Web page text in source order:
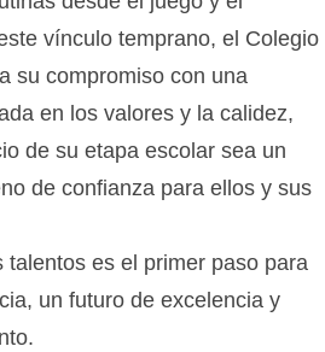
vínculo temprano, el Colegio
su compromiso con una
en los valores y la calidez,
de su etapa escolar sea un
de confianza para ellos y sus
talentos es el primer paso para
un futuro de excelencia y